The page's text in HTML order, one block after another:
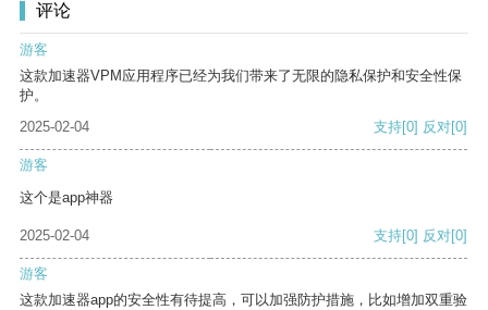
评论
游客
这款加速器VPM应用程序已经为我们带来了无限的隐私保护和安全性保
护。
2025-02-04
支持[0] 反对[0]
游客
这个是app神器
2025-02-04 支持[0] 反对[0]
游客
这款加速器app的安全性有待提高，可以加强防护措施，比如增加双重验